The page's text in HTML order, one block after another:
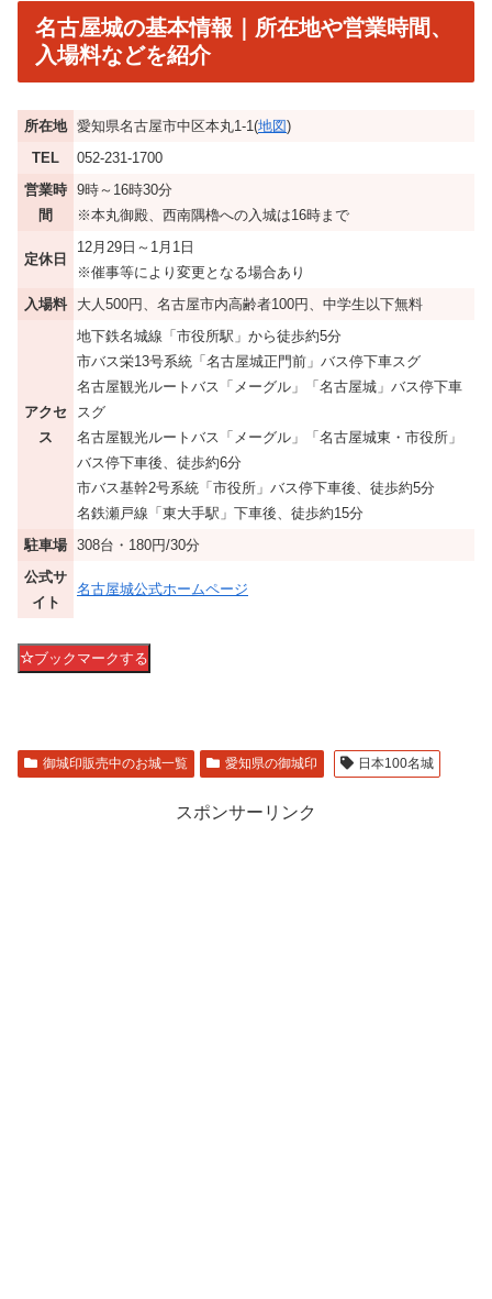
名古屋城の基本情報｜所在地や営業時間、
入場料などを紹介
所在地 愛知県名古屋市中区本丸1-1(地図)
TEL
052-231-1700
営業時
間
9時～16時30分
※本丸御殿、西南隅櫓への入城は16時まで
定休日
12月29日～1月1日
※催事等により変更となる場合あり
入場料
大人500円、名古屋市内高齢者100円、中学生以下無料
アクセ
ス
地下鉄名城線「市役所駅」から徒歩約5分
市バス栄13号系統「名古屋城正門前」バス停下車スグ
名古屋観光ルートバス「メーグル」「名古屋城」バス停下車
スグ
名古屋観光ルートバス「メーグル」「名古屋城東・市役所」
バス停下車後、徒歩約6分
市バス基幹2号系統「市役所」バス停下車後、徒歩約5分
名鉄瀬戸線「東大手駅」下車後、徒歩約15分
駐車場 308台・180円/30分
公式サ
イト
名古屋城公式ホームページ
ブックマークする
御城印販売中のお城一覧 愛知県の御城印 日本100名城
スポンサーリンク